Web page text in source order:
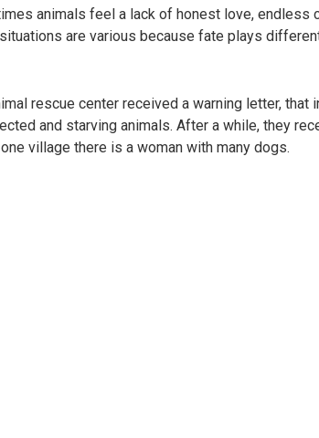
animals feel a lack of honest love, endless
are various because fate plays
rescue center received a warning letter, that
and starving animals. After a while, they
village there is a woman with many dogs.